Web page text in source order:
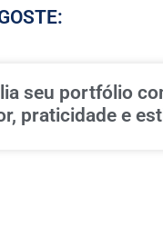
seu portfólio
praticidade e